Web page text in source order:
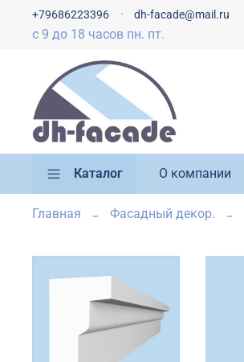
с 9 до 18 часов пн. пт.
+79686223396 dh-facade@mail.ru
Каталог О компании
Главная Фасадный декор.